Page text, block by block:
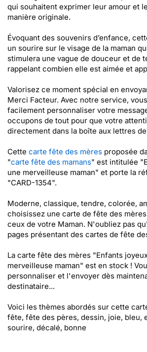
qui souhaitent exprimer leur amour et
manière originale.
Évoquant des souvenirs d’enfance,
un sourire sur le visage de la maman
stimulera une vague de douceur et de
rappelant combien elle est aimée et
Valorisez ce moment spécial en
Merci Facteur. Avec notre service,
facilement personnaliser votre
occupons de tout pour que votre
directement dans la boîte aux lettres
Cette carte fête des mères proposée
"carte fête des mamans" est intitulée
une merveilleuse maman" et porte la
"CARD-1354".
Moderne, classique, tendre, colorée,
choisissez une carte de fête des
ceux de votre Maman. N'oubliez pas
pages présentant des cartes de fête
La carte fête des mères "Enfants
merveilleuse maman" est en stock !
personnaliser et l'envoyer dès
destinataire...
Voici les thèmes abordés sur cette
fête, fête des pères, dessin, joie, bleu,
sourire, décalé, bonne